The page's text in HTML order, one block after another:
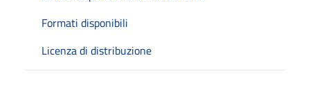
Formati disponibili
Licenza di distribuzione